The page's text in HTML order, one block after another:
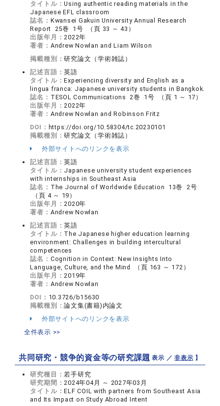
タイトル：Using authentic reading materials in the
Japanese EFL classroom
誌名： Kwansei Gakuin University Annual Research
Report 25巻 1号 （頁 33 ～ 43）
出版年月：2022年
著者： Andrew Nowlan and Liam Wilson
掲載種別：研究論文（学術雑誌）
記述言語：英語
タイトル：Experiencing diversity and English as a
lingua franca: Japanese university students in Bangkok.
誌名： TESOL Communications 2巻 1号 （頁 1 ～ 17）
出版年月：2022年
著者： Andrew Nowlan and Robinson Fritz
DOI： https://doi.org/10.58304/tc.20230101
掲載種別：研究論文（学術雑誌）
外部サイトへのリンクを表示
記述言語：英語
タイトル： Japanese university student experiences
with internships in Southeast Asia
誌名： The Journal of Worldwide Education 13巻 2号
（頁 4 ～ 19）
出版年月：2020年
著者： Andrew Nowlan
記述言語：英語
タイトル： The Japanese higher education learning
environment: Challenges in building intercultural
competences
誌名： Cognition in Context: New Insights Into
Language, Culture, and the Mind （頁 163 ～ 172）
出版年月：2019年
著者： Andrew Nowlan
DOI： 10.3726/b15630
掲載種別：論文集(書籍)内論文
外部サイトへのリンクを表示
全件表示 >>
共同研究・競争的資金等の研究課題【 表示 ／非表示 】
研究種目：若手研究
研究期間：2024年04月 ～ 2027年03月
タイトル：ELF COIL with partners from Southeast Asia
and Its Impact on Study Abroad Intent